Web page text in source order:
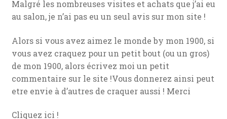
Malgré les nombreuses visites et achats que j’ai eu
au salon, je n’ai pas eu un seul avis sur mon site !
Alors si vous avez aimez le monde by mon 1900, si
vous avez craquez pour un petit bout (ou un gros)
de mon 1900, alors écrivez moi un petit
commentaire sur le site !Vous donnerez ainsi peut
etre envie à d’autres de craquer aussi ! Merci
Cliquez ici !